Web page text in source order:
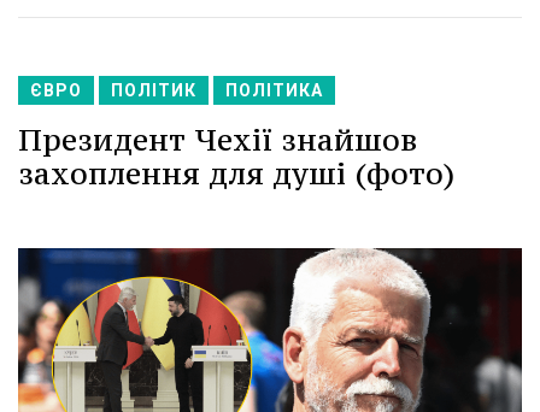
ЄВРО ПОЛІТИК ПОЛІТИКА
Президент Чехії знайшов
захоплення для душі (фото)